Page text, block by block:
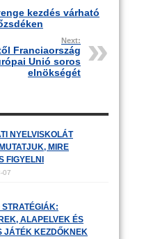
kezdés várható
Next:
Franciaország
Unió soros
elnökségét
NYELVISKOLÁT
MIRE
FIGYELNI
07
STRATÉGIÁK:
ALAPELVEK ÉS
JÁTÉK KEZDŐKNEK